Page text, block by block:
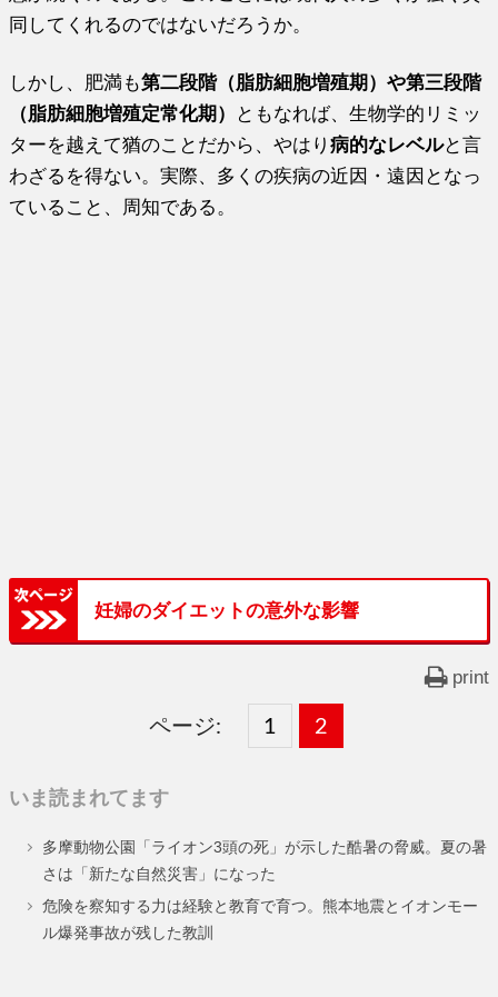
同してくれるのではないだろうか。
しかし、肥満も第二段階（脂肪細胞増殖期）や第三段階
（脂肪細胞増殖定常化期）
ともなれば、生物学的リミッ
ターを越えて猶のことだから、やはり病的なレベルと言
わざるを得ない。実際、多くの疾病の近因・遠因となっ
ていること、周知である。
妊婦のダイエットの意外な影響
print
ページ:
固
ー
ジ
1 ,
固
ー
ジ
2
いま読まれてます
多摩動物公園「ライオン3頭の死」が示した酷暑の脅威。夏の暑
さは「新たな自然災害」になった
危険を察知する力は経験と教育で育つ。熊本地震とイオンモー
ル爆発事故が残した教訓